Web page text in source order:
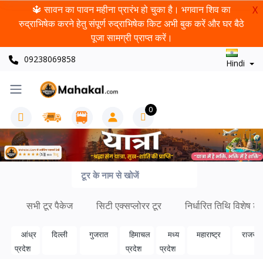
🔱 सावन का पावन महीना प्रारंभ हो चुका है। भगवान शिव का
रुद्राभिषेक करने हेतु संपूर्ण रुद्राभिषेक किट अभी बुक करें और घर बैठे
पूजा सामग्री प्राप्त करें।
X
09238069858 Hindi
0
सभी टूर पैकेज सिटी एक्सप्लोरर टूर निर्धारित तिथि विशेष टूर
आंध्र
प्रदेश
दिल्ली गुजरात
हिमाचल
प्रदेश
मध्य
प्रदेश
महाराष्ट्र